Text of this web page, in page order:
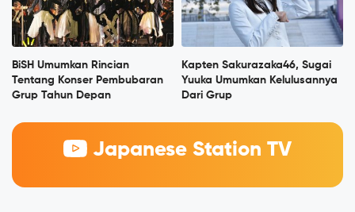
BiSH Umumkan Rincian
Tentang Konser Pembubaran
Grup Tahun Depan
Kapten Sakurazaka46, Sugai
Yuuka Umumkan Kelulusannya
Dari Grup
Japanese Station TV